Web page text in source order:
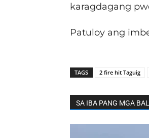
karagdagang
Patuloy ang
TAGS 2 fire hit Taguig
SA IBA PANG MGA